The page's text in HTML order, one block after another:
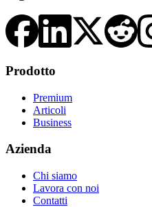
Prodotto
Premium
Articoli
Business
Azienda
Chi siamo
Lavora con noi
Contatti